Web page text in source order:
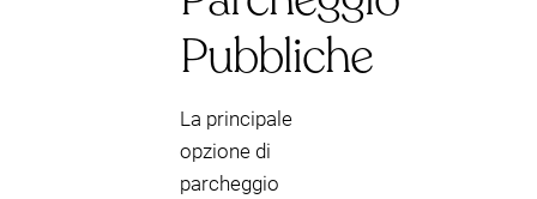
Pubbliche
La principale
opzione di
parcheggio